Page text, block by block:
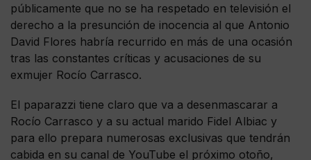
públicamente que no se ha respetado en televisión el
derecho a la presunción de inocencia al que Antonio
David Flores habría recurrido en más de una ocasión
tras las constantes críticas y acusaciones de su
exmujer Rocío Carrasco.
El paparazzi tiene claro que va a desenmascarar a
Rocío Carrasco y a su actual marido Fidel Albiac y
para ello prepara numerosas exclusivas que tendrán
cabida en su canal de YouTube el próximo otoño,